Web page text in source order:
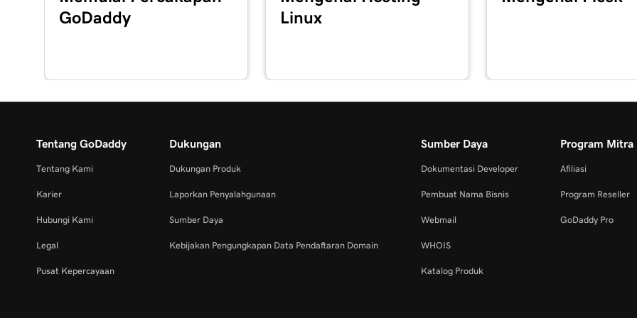
GoDaddy
Linux
Tentang GoDaddy
Tentang Kami
Karier
Hubungi Kami
Legal
Pusat Kepercayaan
Dukungan
Dukungan Produk
Laporkan Penyalahgunaan
Sumber Daya
Kebijakan Pengungkapan Data Pendaftaran Domain
Sumber Daya
Dokumentasi Developer
Pembuat Nama Bisnis
Webmail
WHOIS
Katalog Produk
Program Mitra
Afiliasi
Program Reseller
GoDaddy Pro